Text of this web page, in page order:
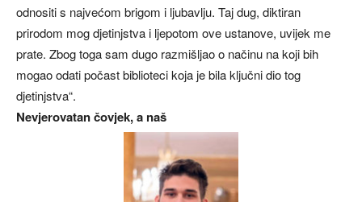
odnositi s najvećom brigom i ljubavlju. Taj dug, diktiran
prirodom mog djetinjstva i ljepotom ove ustanove, uvijek me
prate. Zbog toga sam dugo razmišljao o načinu na koji bih
mogao odati počast biblioteci koja je bila ključni dio tog
djetinjstva“.
Nevjerovatan čovjek, a naš